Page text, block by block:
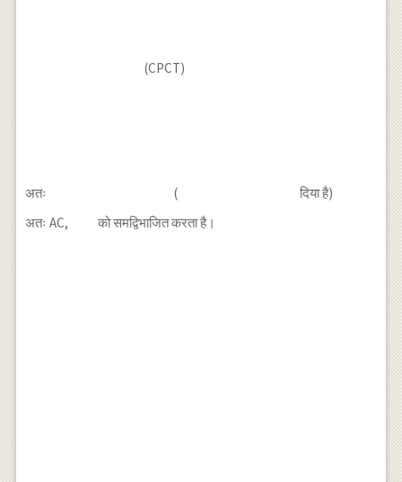
(CPCT)
अतः (
दिया है)
अतः AC,
को समद्विभाजित करता है।